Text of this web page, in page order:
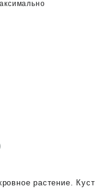
растение. Куст